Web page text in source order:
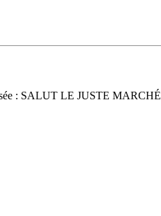
: SALUT LE JUSTE MARCHÉ